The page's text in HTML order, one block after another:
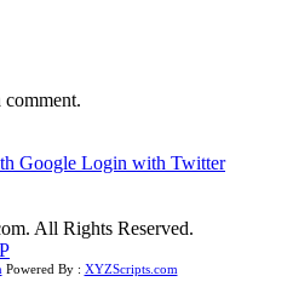
comment.
Google Login with Twitter
All Rights Reserved.
Powered By : XYZScripts.com